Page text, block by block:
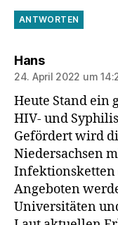
ANTWORTEN
Hanssagt:
24. April 2022 um
Heute Stand ein
HIV- und
Gefördert wird
Niedersachsen
Infektionsketten
Angeboten
Universitäten